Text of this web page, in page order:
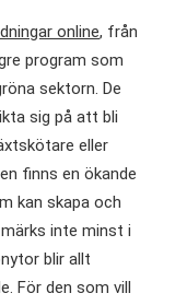
online, från
program som
sektorn. De
sig på att bli
eller
finns en ökande
kan skapa och
inte minst i
blir allt
För den som vill